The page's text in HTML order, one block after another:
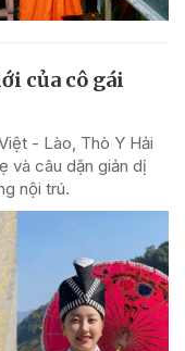
của cô gái
- Lào, Thò Y Hải
và câu dặn giản dị
nội trú.